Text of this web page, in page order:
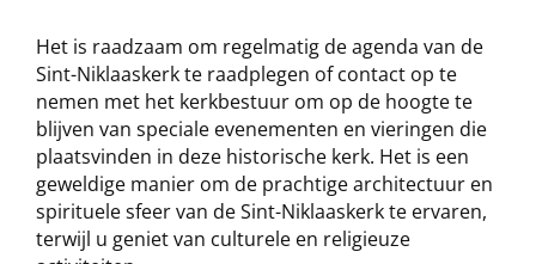
Het is raadzaam om regelmatig de agenda van de
Sint-Niklaaskerk te raadplegen of contact op te
nemen met het kerkbestuur om op de hoogte te
blijven van speciale evenementen en vieringen die
plaatsvinden in deze historische kerk. Het is een
geweldige manier om de prachtige architectuur en
spirituele sfeer van de Sint-Niklaaskerk te ervaren,
terwijl u geniet van culturele en religieuze